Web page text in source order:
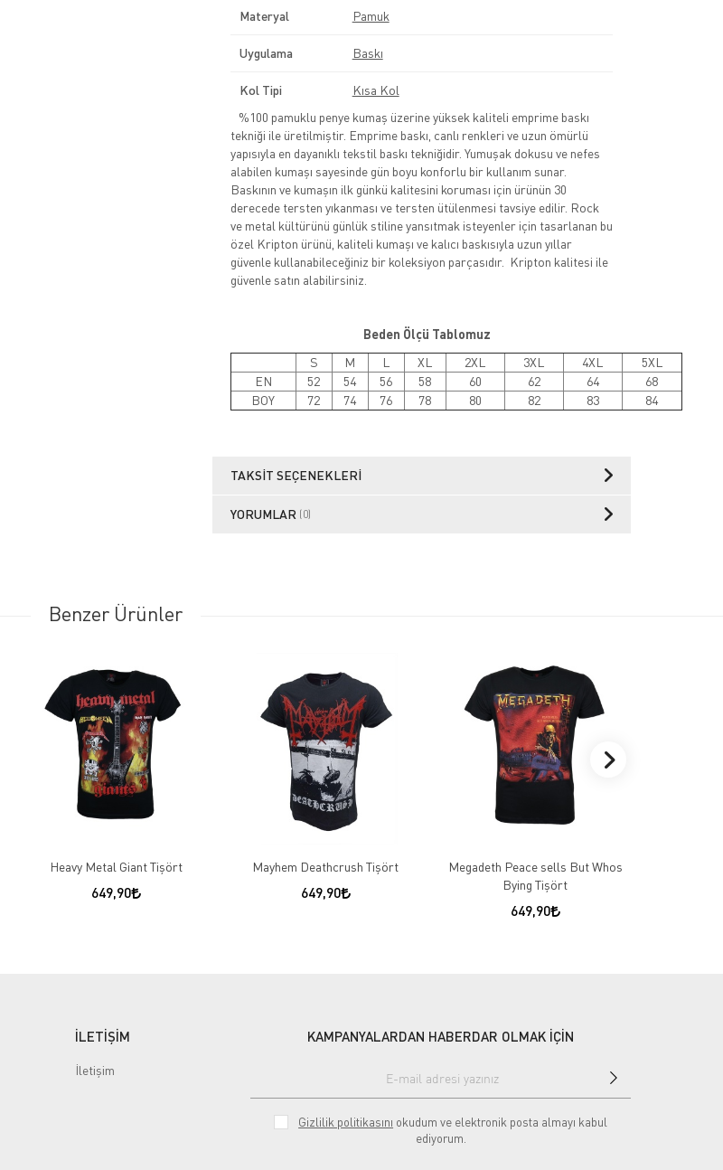
Materyal Pamuk
Uygulama Baskı
Kol Tipi
Kısa Kol
%100 pamuklu penye kumaş üzerine yüksek kaliteli emprime baskı
tekniği ile üretilmiştir. Emprime baskı, canlı renkleri ve uzun ömürlü
yapısıyla en dayanıklı tekstil baskı tekniğidir. Yumuşak dokusu ve nefes
alabilen kumaşı sayesinde gün boyu konforlu bir kullanım sunar.
Baskının ve kumaşın ilk günkü kalitesini koruması için ürünün 30
derecede tersten yıkanması ve tersten ütülenmesi tavsiye edilir. Rock
ve metal kültürünü günlük stiline yansıtmak isteyenler için tasarlanan bu
özel Kripton ürünü, kaliteli kumaşı ve kalıcı baskısıyla uzun yıllar
güvenle kullanabileceğiniz bir koleksiyon parçasıdır. Kripton kalitesi ile
güvenle satın alabilirsiniz.
Beden Ölçü Tablomuz
S
M L XL 2XL 3XL 4XL
5XL
EN
52 54 56 58 60 62 64
68
BOY
72 74 76 78 80 82 83 84
TAKSIT SEÇENEKLERI
YORUMLAR (0)
Benzer Ürünler
Heavy Metal Giant Tişört
649,90
Mayhem Deathcrush Tişört
649,90
Megadeth Peace sells But Whos
Bying Tişört
649,90
İLETİŞİM
İletişim
KAMPANYALARDAN HABERDAR OLMAK İÇİN
Gizlilik politikasını okudum ve elektronik posta almayı kabul
ediyorum.